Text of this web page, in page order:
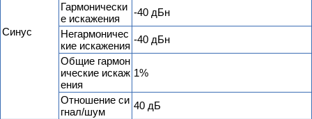
Синус
Гармонически
е искажения
-40 дБн
Негармоничес
кие искажения
-40 дБн
Общие гармон
ические искаж
ения
1%
Отношение си
гнал/шум
40 дБ